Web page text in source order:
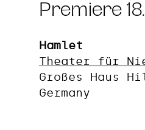
Premiere
Hamlet
Theater für
Großes Haus
Germany